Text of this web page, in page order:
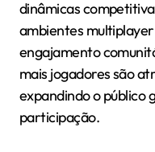
dinâmicas
ambientes
engajamento
mais jogadores são
expandindo o público
participação.